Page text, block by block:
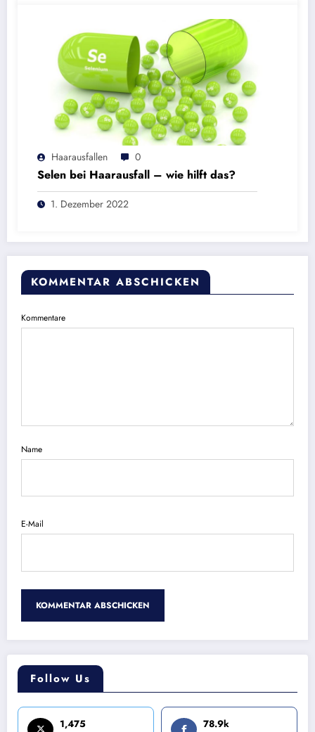
Haarausfallen 0
Selen bei Haarausfall – wie hilft das?
1. Dezember 2022
KOMMENTAR ABSCHICKEN
Kommentare
Name
E-Mail
Follow Us
1,475 78.9k